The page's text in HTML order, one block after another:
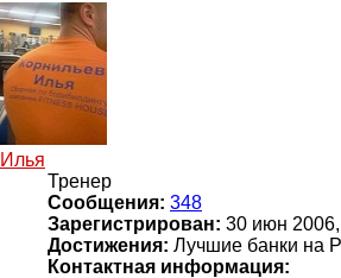
Илья
Тренер
Сообщения: 348
Зарегистрирован: 30 июн
Достижения: Лучшие банки на
Контактная информация: